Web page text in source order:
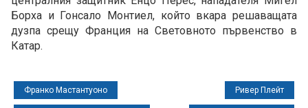
Борха и Гонсало Монтиел, който вкара решаващата
дузпа срещу Франция на Световното първенство в
Катар.
Франко Мастантуоно Ривер Плейт